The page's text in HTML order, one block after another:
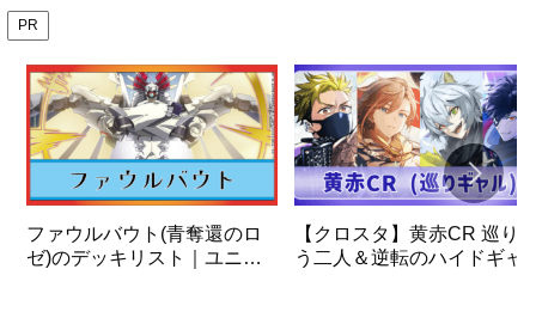
PR
ファウルバウト(青奪還のロ
ゼ)のデッキリスト｜ユニオ
【クロスタ】黄赤CR 巡り
う二人＆逆転のハイドギャ